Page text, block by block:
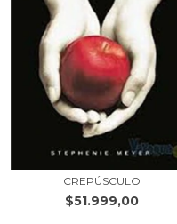
CREPÚSCULO
$51.999,00